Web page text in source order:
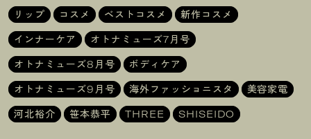
リップ コスメ ベストコスメ
新作コスメ
インナーケア
オトナミューズ7月号
オトナミューズ8月号
ボディケア
オトナミューズ9月号
海外ファッショニスタ
美容家電
河北裕介
笹本恭平 THREE SHISEIDO